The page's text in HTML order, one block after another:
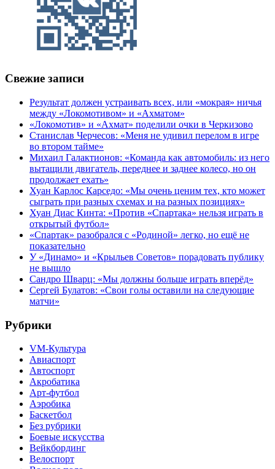
Свежие записи
Результат должен устраивать всех, или «мокрая» ничья
между «Локомотивом» и «Ахматом»
«Локомотив» и «Ахмат» поделили очки в Черкизово
Станислав Черчесов: «Меня не удивил перелом в игре
во втором тайме»
Михаил Галактионов: «Команда как автомобиль: из него
вытащили двигатель, переднее и заднее колесо, но он
продолжает ехать»
Хуан Карлос Карседо: «Мы очень ценим тех, кто может
сыграть при разных схемах и на разных позициях»
Хуан Диас Кинта: «Против «Спартака» нельзя играть в
открытый футбол»
«Спартак» разобрался с «Родиной» легко, но ещё не
показательно
У «Динамо» и «Крыльев Советов» порадовать публику
не вышло
Сандро Шварц: «Мы должны больше играть вперёд»
Сергей Булатов: «Свои голы оставили на следующие
матчи»
Рубрики
VM-Культура
Авиаспорт
Автоспорт
Акробатика
Арт-футбол
Аэробика
Баскетбол
Без рубрики
Боевые искусства
Вейкбординг
Велоспорт